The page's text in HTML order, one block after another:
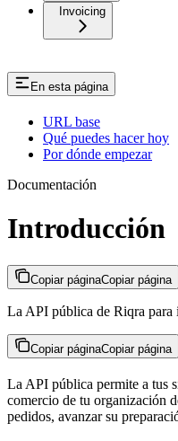
Invoicing
En esta página
URL base
Qué puedes hacer hoy
Por dónde empezar
Documentación
Introducción
Copiar páginaCopiar página
La API pública de Riqra para
Copiar páginaCopiar página
La API pública permite a tus
comercio de tu organización
pedidos, avanzar su